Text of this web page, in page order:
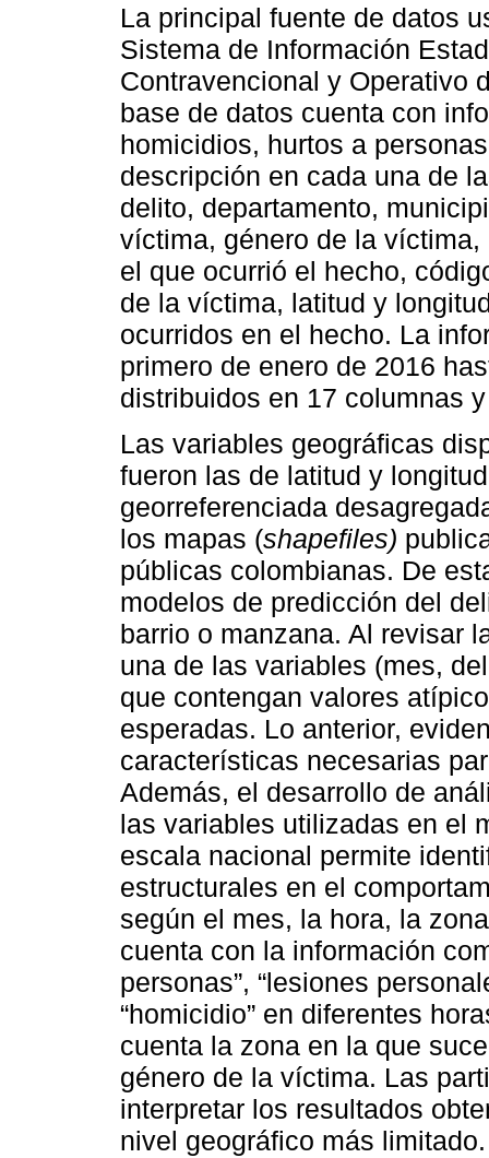
La principal fuente de datos
Sistema de Información
Contravencional y Operativo
base de datos cuenta con
homicidios, hurtos a
descripción en cada una de
delito, departamento,
víctima, género de la
el que ocurrió el hecho,
de la víctima, latitud y
ocurridos en el hecho. La
primero de enero de 2016
distribuidos en 17 columnas
Las variables geográficas
fueron las de latitud y
georreferenciada
los mapas (shapefiles)
públicas colombianas. De
modelos de predicción del
barrio o manzana. Al revisar
una de las variables (mes,
que contengan valores
esperadas. Lo anterior,
características necesarias
Además, el desarrollo de
las variables utilizadas en el
escala nacional permite
estructurales en el
según el mes, la hora, la
cuenta con la información
personas”, “lesiones
“homicidio” en diferentes
cuenta la zona en la que
género de la víctima. Las
interpretar los resultados
nivel geográfico más limitado.